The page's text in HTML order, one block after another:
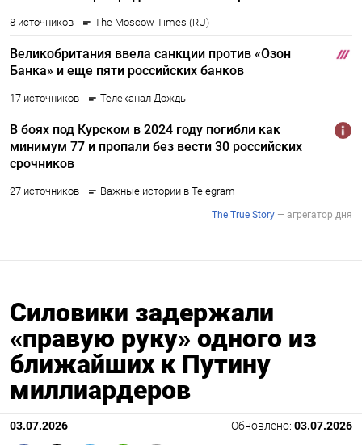
Силовики задержали
«правую руку» одного из
ближайших к Путину
миллиардеров
03.07.2026 Обновлено: 03.07.2026